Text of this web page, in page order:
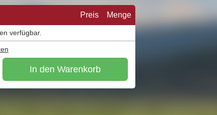
Preis Menge
verfügbar.
In den Warenkorb